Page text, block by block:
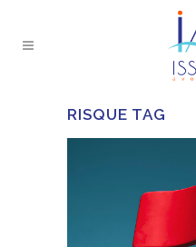
RISQUE TAG